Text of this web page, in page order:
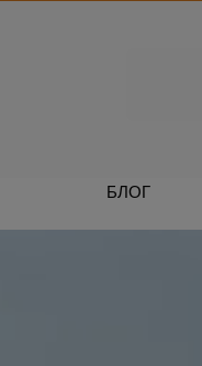
БЛОГ